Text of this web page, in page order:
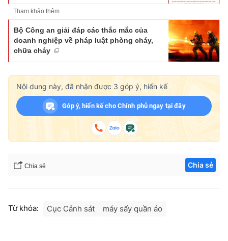
Tham khảo thêm
Bộ Công an giải đáp các thắc mắc của
doanh nghiệp về pháp luật phòng cháy,
chữa cháy
Nội dung này, đã nhận được 3 góp ý, hiến kế
Góp ý, hiến kế cho Chính phủ ngay tại đây
Chia sẻ Chia sẻ
Từ khóa: Cục Cảnh sát máy sấy quần áo